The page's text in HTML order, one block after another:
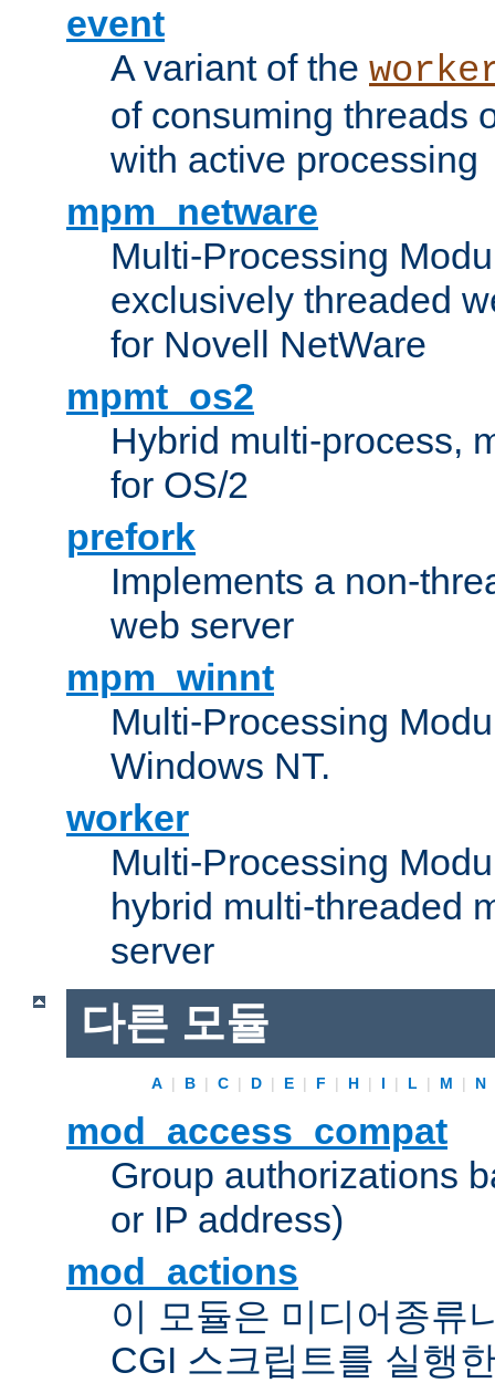
event
A variant of the
of consuming threads
with active processing
mpm_netware
Multi-Processing
exclusively threaded
for Novell NetWare
mpmt_os2
Hybrid multi-process,
for OS/2
prefork
Implements a non-
web server
mpm_winnt
Multi-Processing
Windows NT.
worker
Multi-Processing
hybrid multi-threaded
server
다른 모듈
A | B | C | D | E | F | H | I | L | M | N
mod_access_compat
Group authorizations
or IP address)
mod_actions
이 모듈은 미디어종류
CGI 스크립트를 실행